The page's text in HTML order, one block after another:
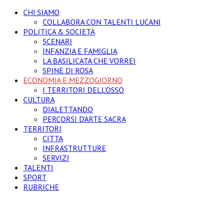
CHI SIAMO
COLLABORA CON TALENTI LUCANI
POLITICA & SOCIETÁ
SCENARI
INFANZIA E FAMIGLIA
LA BASILICATA CHE VORREI
SPINE DI ROSA
ECONOMIA E MEZZOGIORNO
I TERRITORI DELL’OSSO
CULTURA
DIALETTANDO
PERCORSI D’ARTE SACRA
TERRITORI
CITTA
INFRASTRUTTURE
SERVIZI
TALENTI
SPORT
RUBRICHE